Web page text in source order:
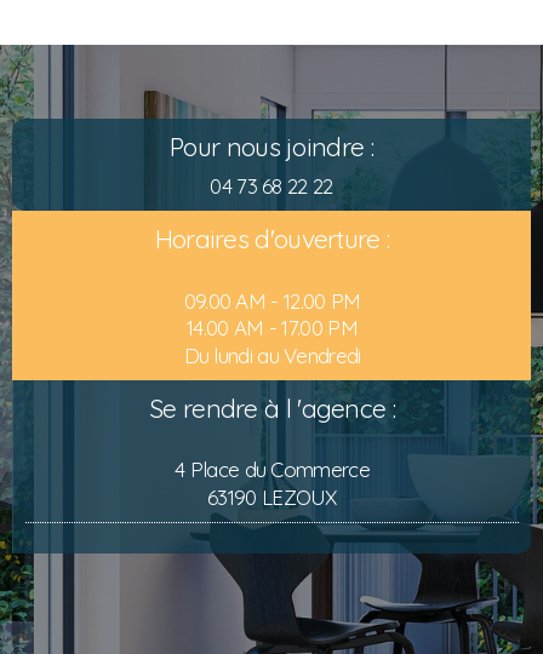
Pour nous joindre :
04 73 68 22 22
Horaires d'ouverture :
09.00 AM - 12.00 PM
14.00 AM - 17.00 PM
Du lundi au Vendredi
Se rendre à l 'agence :
4 Place du Commerce
63190 LEZOUX